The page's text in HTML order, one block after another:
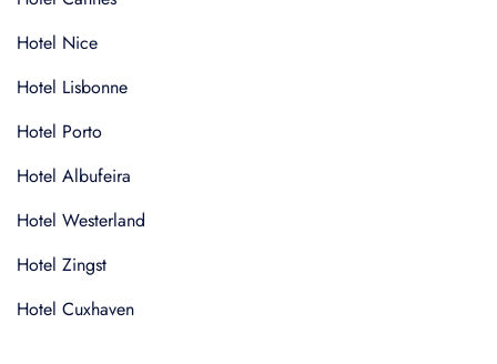
Hotel Nice
Hotel Lisbonne
Hotel Porto
Hotel Albufeira
Hotel Westerland
Hotel Zingst
Hotel Cuxhaven